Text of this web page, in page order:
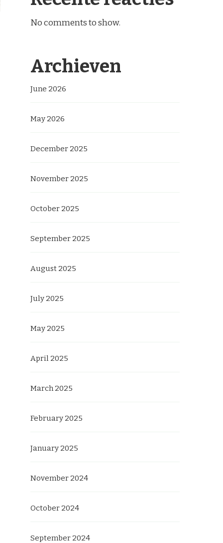
No comments to show.
Archieven
June 2026
May 2026
December 2025
November 2025
October 2025
September 2025
August 2025
July 2025
May 2025
April 2025
March 2025
February 2025
January 2025
November 2024
October 2024
September 2024